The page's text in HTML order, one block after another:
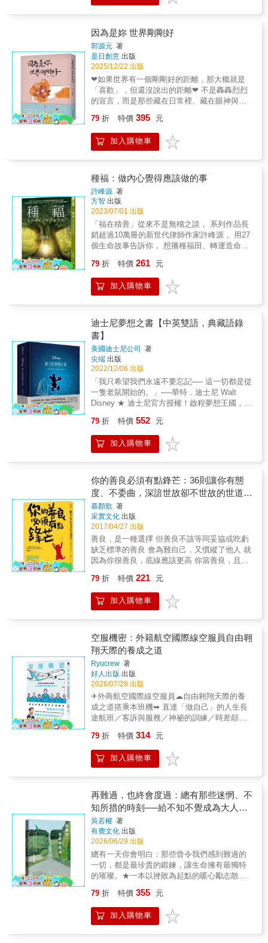
外， 現在你還可以用「抄寫」來咀嚼書中的智
慧。 12個階段、108天金句， 讓比約恩．納提
新詮釋。 ▍裝幀設計 ‧手寫藝術家葉曄為封面
親筆題字。 ‧書封畫作《在玫瑰色晚霞中觀照他
者》（Contemplar al Otro en Tarde Rosa），
由古巴重量級藝術家托馬斯．桑切斯所繪，提
醒靜心抄寫本意。 ※採用可完全攤平的裸背線
裝，方便書寫。 ※內頁選用日本云采嵩圖紙，
用鉛筆、原子筆、鋼筆書寫的手感流暢，還能
寫頁以方格為底，有助於對齊文字，你還能依
照自己的書寫習慣選擇直式或橫式抄寫。 ※獨
家設計「108之樹」，每完成一則抄寫，即回到
全書開頭為一片葉子塗色，當你抄完108則金句
子。 ▍繁體中文手抄金句版，再度讓比約恩的
智慧與你相遇 2022年1月14日，一則訃聞震撼
全瑞典──經濟學家比約恩．納提科．林德布勞
留下一句「我將無所遲疑、也無所畏懼地離
去」，向這個世界道別。 這位安撫過無數心
靈、引領人們找到內心平靜的導師，在2018年
確診漸凍症後，他反倒更全心在當下，用美善
與愛度過每一天。他親身示範了即使黑暗的念
頭襲來，仍然可以讓內心安住在片刻的平靜。
世，三十餘年汲取的經驗與體悟，淬鍊成質樸
卻深邃的人生智慧，《我可能錯了》正是這份
智慧的結晶。這本書在瑞典一出版就登上暢銷
冊，更在台灣、英國、韓國蟬聯綜合暢銷榜第
一名。 許多讀者閱讀原書後，深受觸動，幾乎
在每一頁畫重點、摺書角。現在，為了讓眼睛
讀過的話語，真正滲入日常，成為人生的指南
針，特別構想了這本以「抄寫儀式感」來細細
品味書中智慧的手抄書，讓比約恩的智慧更內
化扎根。 ▍12個階段、108天金句，在日常中
實踐在智慧中成長 到泰國出家時，比約恩被授
人」。在《我可能錯了》中，他沒有擺出高高
在上、超然物外的「開悟者」姿態，反而毫無
保留地呈現出自己羞愧、脆弱與挫敗，甚至是
滑稽可笑的瞬間。他也接受黑暗是生而為人的
望中、漸凍症逐漸奪去他對身體的掌控、即將
與摯愛的人道別，那些如同細小救命索的智慧
讓他依然能不被恐懼吞噬，專注於當下、體驗
眼前的喜悅。 在書中，比約恩說：「我真的不
想讓任何人認為，必須出家17年才能獲得我說
的那種智慧。它與我們的距離，其實要近得
多。」 呼應比約恩這種智慧從實際日常中淬煉
而來的體悟，以及實踐在智慧中成長，這本手
抄書以「大地生生不息」為概念，寓意著智慧
根植於生活，並在生命的流轉與變化中不斷延
展。全書依循五行相生的循環──木⮕火⮕土⮕
金⮕水⮕（再轉）木，將比約恩的智慧結晶設
計成12個手抄階段，配色上也對應了五行的顏
從自己開始 木：順勢而生
&hellip;&hellip;&hellip;PART 2：隨順事情本來
的樣子 火：點燃覺知
&hellip;&hellip;&hellip;PART 3：我的念頭不等
於我 火：全心在當下&hellip;&hellip;PART 4：
當下才是生命真正存在的唯一地方 土：扎根現
實&hellip;&hellip;&hellip;PART 5：張開手掌
土：學會信任&hellip;&hellip;&hellip;PART 6：
走進為我敞開的每扇大門 金：回歸澄明
&hellip;&hellip;&hellip;PART 7：別忘記為奇蹟
&hellip;&hellip;&hellip;PART 8：在風暴中，安
住身心 水：靜中見性
&hellip;&hellip;&hellip;PART 9：成為我在世界
上最想見到的樣子 水：圓融的智慧
&hellip;&hellip;PART 10：我有盡力而為 木：
再出發&hellip;&hellip;&hellip;&hellip;PART
11：我可以選擇要打包的行囊 木：終點也是起
點&hellip;PART 12：感謝我活著的每一瞬間 ▍
每一次落筆都能聆聽內心的指南針 在12個手抄
階段中，各有9則金句，合計108則。你可以依
序抄寫，也能翻閱書頁，挑選當天最觸動內心
的一句，靜心書寫。這本書的封面圖《在玫瑰
且身價最高的藝術家托馬斯．桑切斯所繪。畫
面中兩個人在周遭高大樹木包圍下，靜靜坐在
湖邊對望，彷彿也在提醒靜心抄寫的本意──你
而成，愛情、傷口、遺憾、笑聲，缺一不可。
不是完美才值得記住，而是拼湊本身，就是一
種愛的方式。”這是一本給自己的成長之書練習
做一個不完美的人「因為癒合不是為了把自
己，恢復成毫無裂痕。」我們心中都住著一個
內在小孩，他哭過了好幾次，卻沒被聽見。過
去沒有被回應的每一個情緒，並沒有消失，從
今以後，你可以學著回應那些沒被接住過的情
緒，一次，一次，一次，修補那些沒有結尾的
被擁抱的你。不要討厭過去的自己「他曾經站
在那裡，也很迷茫；努力和收穫總有時差，做
好當下就是最好的辦法。」別擔心因絕望、低
值會翻倍給你。你不是來拯救所有人的「你是
來活出你自己的人生，不是來填補他人期待中
的缺口。」不要忘了確立與他人的界線，做自
己這件事，永遠都不要為此感到抱歉，你來到
這個世界，不是為了滿足他人的期待而活，而
是為了誠實地活成你自己。
因為是妳 世界剛剛好
郭源元 著
是日創意 出版
2025/12/22 出版
❤如果世界有一個剛剛好的距離，那大概就是
「喜歡」，但還沒說出的距離❤ 不是轟轟烈烈
的宣言，而是那些藏在日常裡、藏在眼神與沉
沒有勇氣說出口的那句話。 全書以低彩度的柔
和色彩，與像孩子般純粹的鉛筆與蠟筆筆觸，
描繪關於相遇、悸動、思念與陪伴的瞬間
事：白馬王子、灰姑娘、幸福快樂的結局。但
隨著時間流動，人生裡的愛慢慢變得不再單
一。長大後才明白，愛不是拯救，也不是永遠
一帆風順，而是即使經歷爭吵、眼淚與傷心，
仍願意在冷靜之後走回彼此身邊，一起吃一頓
飯、分享生活的片刻。 書中轉化了「大地」與
「女性」的意涵，書名中的妳，代表女性、也
代表愛，那是一種滋養、守護、溫柔而堅韌的
力量。透過文字與圖像，將這份細膩的情感，
本要定義「愛應該是什麼」的書。 源元說：
「我更希望，讀者在翻閱的同時，能想起自己
的故事、某個人、某個時刻。因為『剛剛好』
問100個人，會有100種不同的答案。」 但也
許，在某一頁、某一句話、某一個瞬間，妳會
突然明白&mdash;&mdash;原來，那就是屬於
妳的剛剛好。 【讓你暖小句子】 ★不要總對自
己吹毛求疵，妳完成的、妳決定的，都是當下
最好的。 ★妳心瘀的時候一定要跟我說，無論
事情是大是小，我跟妳，我們一起好好把心裡
的烏雲掃一掃。 ★長大是一個人的事，妳會看
遇見一個走到彼此心裡的人。 ★在妳面前我忙
著譁眾取寵，我根本寡不敵眾，每個我都喜歡
妳，每個妳我都喜歡。 ★不用努力讓我喜歡
79 折 特價 395 元
加入購物車
種福：做內心覺得應該做的事
許峰源 著
方智 出版
2023/07/01 出版
「福在積善」從來不是無稽之談， 系列作品長
銷超過10萬冊的新世代律師作家許峰源， 用27
個生命故事告訴你， 想播種福田、轉運造命，
的事做起&hellip;&hellip; & 生而為人最重要
的，是能夠超越對於金錢與地位的追求，去承
擔超越自我的責任，去做內心覺得應該做的
有意義，便是在我們彼此的心田，種下一顆盈
滿福分力量的種子，終會有真實不虛、不可思
議的豐盛收成。 這就是許峰源信仰的長期持續
累積的力量，更是一種遠大的生命格局觀：積
善種福。 & 他因為覺察到自己的文字及思想能
夠幫助許多人脫離生命困境，而從眾人稱羨的
律師轉為作家，十幾年來，一本初心。 他不分
心，老實地，一個字一個字地寫著、一場演講
一場演講地講著，透過真誠樸實的文字和話
語，去幫助、影響一個個有緣相遇的人。 他發
想讀書的孩子。幾年來將書箱送往全臺灣上百
所國小、國中、高中、大學，讓成千上萬個孩
子得以透過閱讀滋養生命。 世上成功的路或許
際上卻踏實的路。因為他知道，持續做內心覺
得應該做的事，做能夠利益無數人生命的事，
就是在耕種自己與他人的福田，讓善緣成長茁
壯、生生不息。 在本書中，他透過自己和許多
平凡小人物的故事告訴你，不必羨慕別人的好
運或福氣，因為生命的改變操之在己，始終源
於心念。只要將內心隱微的善念付諸行動，持
續做內心覺得應該做的事，一直做、一直做，
的律師作家許峰源， 與你分享讓你叩問自心，
79 折 特價 261 元
加入購物車
迪士尼夢想之書【中英雙語，典藏語錄
書】
美國迪士尼公司 著
尖端 出版
2022/12/06 出版
「我只希望我們永遠不要忘記── 這一切都是從
一隻老鼠開始的。」──華特．迪士尼 Walt
Disney ★ 迪士尼官方授權！啟程夢想王國，重
士尼經典動畫長片 x 210個珍貴畫面與能量語
錄！ 迪士尼自1923年成立以來， 開創了一個充
滿歡笑與希望的夢想王國， 釀著歷久彌新的美
嗎？ 還記得《米奇與魔豆》中珍貴的友誼，或
《快樂旋律》的樂章？ 或是《救難小英雄》與
《伊老師與小蟾蜍大歷險》化險為夷的片刻？
儘管記憶可能褪色，但曾倘佯在迪士尼夢想王
國裡的每一個孩子， 肯定都曾為《獅子王》與
《風中奇緣》中生生不息的自然觀所感動； 因
《公主與青蛙》、《美女與野獸》或《小美人
魚》等而對愛情心生嚮往； 因《冰雪奇緣》、
《魔法滿屋》、《海洋奇緣》或《無敵破壞
王》而相信自己。 在迪士尼樂聲悠揚且終將撥
體會失去、失敗、痛苦與絕望， 也一起獲得珍
貴的生命能量，有關善良、信任、勇氣、智慧
與愛。 迪士尼創辦人華特．迪士尼曾說：「大
要想像力還存在於這個世界，迪士尼樂園就永
遠不會完工。」 我們誠摯邀請曾從迪士尼獲得
生命能量與價值的你， 與我們一同踏上這趟充
滿能量的魔幻之旅，重溫那些迪士尼教會我們
的事。 【書籍特色】 ☆ 迪士尼官方授權！全
彩精裝典藏版！ ☆ 無特地排序，可於閒暇時任
意翻閱獲得能量！ ☆ 精選近60部迪士尼經典動
畫長片之電影畫面。 ☆ 收錄210句中英雙語／
79 折 特價 552 元
加入購物車
你的善良必須有點鋒芒：36則讓你有態
度、不委曲，深諳世故卻不世故的世道智
慧
慕顏歌 著
采實文化 出版
2017/04/27 出版
善良，是一種選擇 但善良不該等同妥協或吃虧
缺乏標準的善良 會為難自己，又慣縱了他人 就
因為你很善良，底線應該更高 你當善良，且有
當網」心理勵志暢銷榜NO.1 ★網路好評不斷，
突破15,000則 戳中13億人內心痛點的人生開悟
書 在這個趨利的時代，你怎麼定義自己，世界
你沒有挺身而出，會不會是因為懦弱 *你看起來
一視同仁，難道只是學不會說「不」 當你
&mdash;&mdash; 習慣吃虧 習慣沉默 習慣委
曲求全 習慣不拒絕所有人 久而久之，你會忘記
你其實可以&mdash;&mdash; 建立你的態度 表
達你的觀點 展現你的能力 擁有從容的生活 作
者慕顏歌是一名心理諮詢師，她慧黠又有態度
的觀點與文字，經常一語道破世道困境，為千
萬人指引迷津，屢屢成為網路瘋傳的金句語
錄。她最直指人心的觀點，就是在這時代，為
的兩難糾結。她認為，想要讓別人看見你的良
善，你得用自己的光彩照亮自己。善良是一種
選擇，不要習慣了容忍和退讓，結果慣縱他
剝開36種隱藏在內心深處的心理與生活真相。
作者在這些情境中，或苦口婆心、或當頭棒
喝，解析引導，讓我們看穿人際的困境，重拾
力量，找到適切的出口，她說:
&mdash;&mdash;人生會有各種遭遇，不管是
好事還是壞事，好人還是爛人，你總會在某個
時間點遇上。倘若你無力承擔，沒人能代替你
承擔，你無法跟執著於個人觀念而傷害你的人
&mdash;&mdash;在你能力範圍之內，你可以
伸手幫忙；超出能力範圍的，要果斷拒絕。這
是一種對風險和責任的確認，沒有人應該為了
成全別人的慾望而委曲求全。
&mdash;&mdash;生活就是不操這心，就得操
79 折 特價 221 元
加入購物車
空服機密：外籍航空國際線空服員自由翱
翔天際的養成之道
Ryucrew 著
好人出版 出版
2026/07/29 出版
✈外商航空國際線空服員☁自由翱翔天際的養
成之道搭乘本班機➡︎ 直達「做自己」的人生長
途航班／客訴與服務／神祕的訓練／時差顛倒
祕辛工作實戰篇～空服員說穿了就是藍領心理
照護篇～消耗殆盡也不認輸旅程教戰篇～現役
空服員的旅遊祕技熱愛生活篇 直達「做自己」
訂閱超人氣YouTuberRyucrew我是Ryucrew，
我的空服員生活來到第10年。這本書介紹出
生、成長於日本大阪浪速區，操一口道地大阪
腔的我，如何成為外籍航空公司空服員的歷
程，以及航程中所遭遇的種種事件和文化衝
擊。當然我也會分享我的生活，包括我是怎麼
遇到現在在加拿大同居生活的伴侶、加拿大的
日常、海外旅遊的祕技，以及因爲新冠疫情而
開始經營Youtube頻道等等。不管你是夢想成為
空服員、對移居海外生活感興趣、喜歡出國旅
奇，都歡迎你來閱讀這本書。如同這本書的書
名，我的職業是「空服員」（日文簡稱
「CA」），也就是客艙服務員的簡稱。過去男
79 折 特價 314 元
加入購物車
再難過，也終會度過：總有那些迷惘、不
知所措的時刻──給不知不覺成為大人的
你
吳若權 著
有鹿文化 出版
2026/06/29 出版
總有一天你會明白：那些曾令我們感到難過的
一切，都是最珍貴的鍛鍊，讓生命擁有最獨特
的璀璨。★一本以挫敗為起點的暖心勵志散
面對迷惘，突破重圍★加收3篇Bonus文章，完
整陪伴你找到繼續前行的力量在AI時代，不論
年齡，不分你我，這本書幫你突破重圍，一起
79 折 特價 355 元
加入購物車